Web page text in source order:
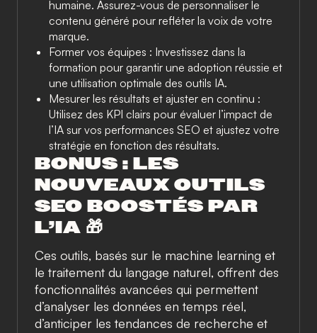
humaine. Assurez-vous de personnaliser le
contenu généré pour refléter la voix de votre
marque.
Former vos équipes : Investissez dans la
formation pour garantir une adoption réussie et
une utilisation optimale des outils IA.
Mesurer les résultats et ajuster en continu :
Utilisez des KPI clairs pour évaluer l’impact de
l’IA sur vos performances SEO et ajustez votre
stratégie en fonction des résultats.
BONUS : LES
NOUVEAUX OUTILS
SEO BOOSTÉS PAR
L’IA 🎁
Ces outils, basés sur le machine learning et
le traitement du langage naturel, offrent des
fonctionnalités avancées qui permettent
d’analyser les données en temps réel,
d’anticiper les tendances de recherche et